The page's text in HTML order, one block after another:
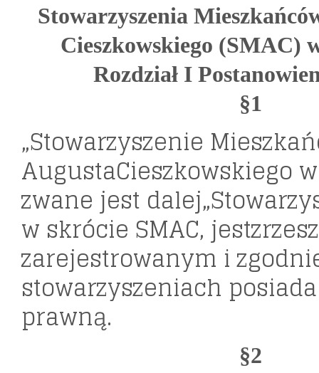
Stowarzyszenia
Cieszkowskiego (SMAC)
Rozdział I
§1
„Stowarzyszenie
AugustaCieszkowskiego
zwane jest
w skrócie SMAC,
zarejestrowanym i
stowarzyszeniach
prawną.
§2